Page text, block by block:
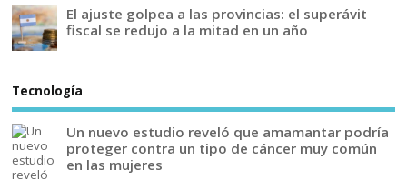
El ajuste golpea a las provincias: el superávit
fiscal se redujo a la mitad en un año
Tecnología
Un nuevo estudio reveló que amamantar podría
proteger contra un tipo de cáncer muy común
en las mujeres